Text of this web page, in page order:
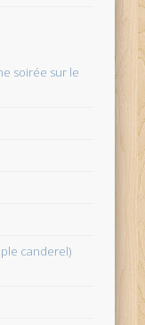
soirée sur le
canderel)